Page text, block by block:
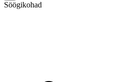
Söögikohad